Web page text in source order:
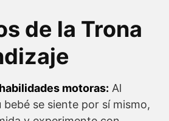
de la Trona
motoras: Al
se siente por sí mismo,